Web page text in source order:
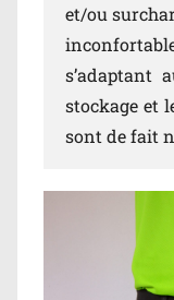
et/ou
s’adaptant
stockage et
sont de fait